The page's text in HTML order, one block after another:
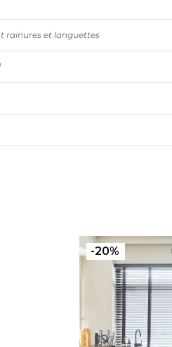
rainures et languettes
-20%